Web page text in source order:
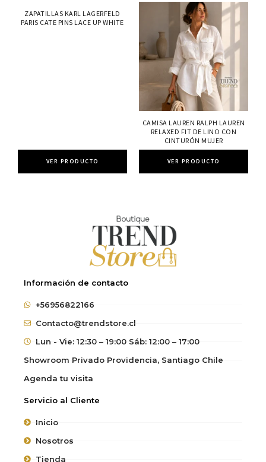
ZAPATILLAS KARL LAGERFELD
PARIS CATE PINS LACE UP WHITE
VER PRODUCTO
CAMISA LAUREN RALPH LAUREN
RELAXED FIT DE LINO CON
CINTURÓN MUJER
VER PRODUCTO
Información de contacto
+56956822166
Contacto@trendstore.cl
Lun - Vie: 12:30 – 19:00 Sáb: 12:00 – 17:00
Showroom Privado Providencia, Santiago Chile
Agenda tu visita
Servicio al Cliente
Inicio
Nosotros
Tienda